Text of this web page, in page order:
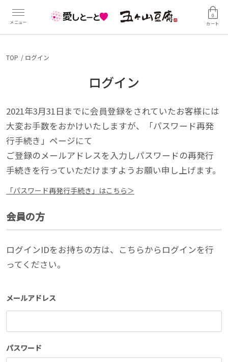
カート
0
TOP ログイン
ログイン
2021年3月31日までに会員登録をされていたお客様には
大変お手数をおかけいたしますが、「パスワード再発
行手続き」ページにて
ご登録のメールアドレスを入力しパスワードの再発行
手続きを行っていただけますようお願い申し上げます。
「パスワード再発行手続き」はこちら＞
会員の方
ログインIDをお持ちの方は、こちらからログインを行
ってください。
メールアドレス
パスワード